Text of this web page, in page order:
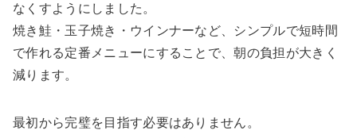
なくすようにしました。
焼き鮭・玉子焼き・ウインナーなど、シンプルで短時間
で作れる定番メニューにすることで、朝の負担が大きく
減ります。
最初から完璧を目指す必要はありません。